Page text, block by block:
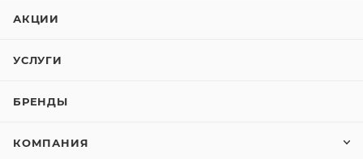
АКЦИИ
УСЛУГИ
БРЕНДЫ
КОМПАНИЯ